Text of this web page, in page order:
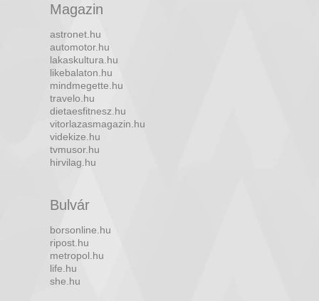
Magazin
astronet.hu
automotor.hu
lakaskultura.hu
likebalaton.hu
mindmegette.hu
travelo.hu
dietaesfitnesz.hu
vitorlazasmagazin.hu
videkize.hu
tvmusor.hu
hirvilag.hu
Bulvár
borsonline.hu
ripost.hu
metropol.hu
life.hu
she.hu